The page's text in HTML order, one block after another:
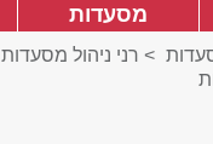
מסעדות
> רני ניהול מסעדות